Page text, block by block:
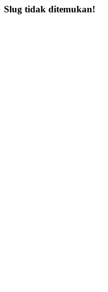
Slug tidak ditemukan!